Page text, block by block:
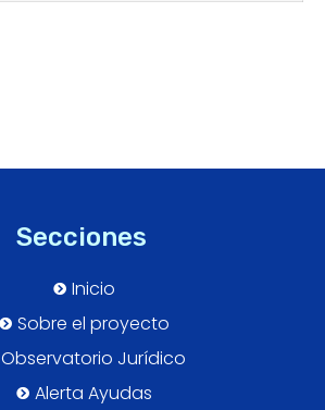
Secciones
Inicio
Sobre el proyecto
Observatorio Jurídico
Alerta Ayudas